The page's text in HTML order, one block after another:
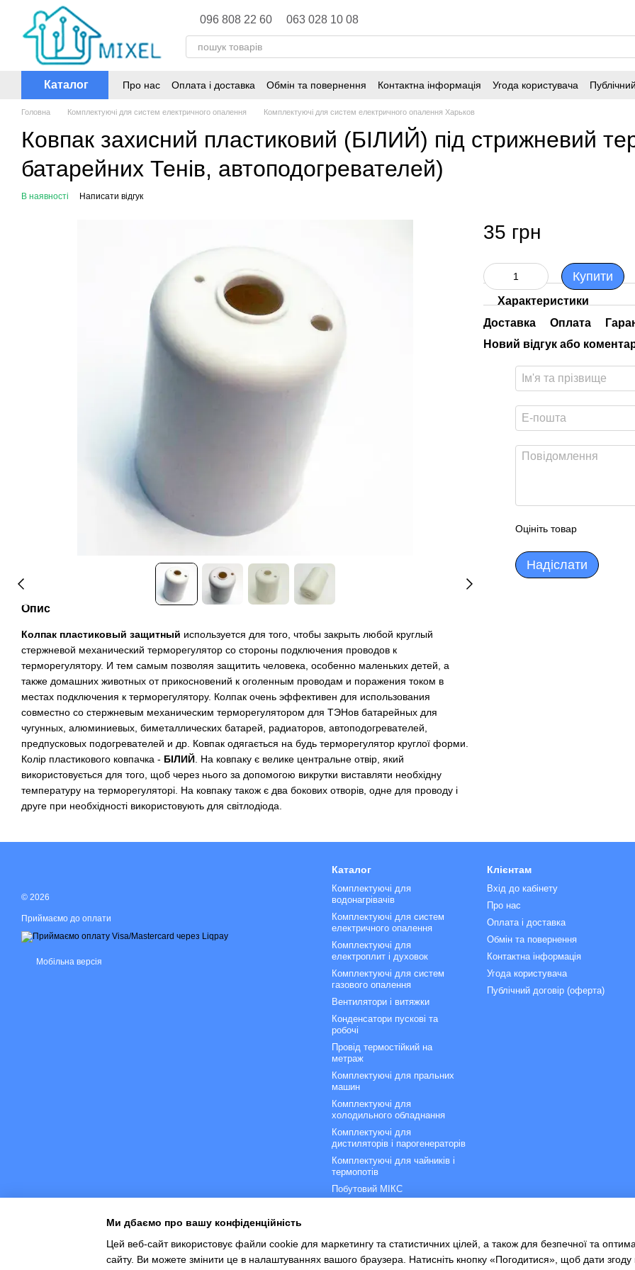
Перейти до основного контенту
096 808 22 60 063 028 10 08
Каталог Про нас Оплата і доставка Обмін та повернення Контактна інформація Угода користувача
Головна Комплектуючі для систем електричного опалення Комплектуючі для систем електричного опалення Харьков
Ковпак захисний пластиковий (БІЛИЙ) під стрижневий
батарейних Тенів, автоподогревателей)
В наявності Написати відгук
Опис
Колпак пластиковый защитный используется для того, чтобы закрыть любой круглый
стержневой механический терморегулятор со стороны подключения проводов к
терморегулятору. И тем самым позволяя защитить человека, особенно маленьких детей, а
также домашних животных от прикосновений к оголенным проводам и поражения током в
местах подключения к терморегулятору. Колпак очень эффективен для использования
совместно со стержневым механическим терморегулятором для ТЭНов батарейных для
чугунных, алюминиевых, биметаллических батарей, радиаторов, автоподогревателей,
предпусковых подогревателей и др. Ковпак одягається на будь терморегулятор круглої форми.
Колір пластикового ковпачка - БІЛИЙ . На ковпаку є велике центральне отвір, який
використовується для того, щоб через нього за допомогою викрутки виставляти необхідну
температуру на терморегуляторі. На ковпаку також є два бокових отворів, одне для проводу і
друге при необхідності використовують для світлодіода.
35 грн
Купити
Характеристики
Доставка
Оплата
Новий відгук або
Оцініть товар
Надіслати
© 2026
Приймаємо до оплати
Мобільна версія
Каталог
Комплектуючі для
водонагрівачів
Комплектуючі для систем
електричного опалення
Комплектуючі для
електроплит і духовок
Комплектуючі для систем
газового опалення
Вентилятори і витяжки
Конденсатори пускові та
робочі
Провід термостійкий на
метраж
Комплектуючі для пральних
машин
Комплектуючі для
холодильного обладнання
Комплектуючі для
дистиляторів і парогенераторів
Комплектуючі для чайників і
термопотів
Побутовий МІКС
регулятори температури
Клієнтам
Вхід до кабінету
Про нас
Оплата і доставка
Обмін та повернення
Контактна інформація
Угода користувача
Публічний договір (оферта)
Ми дбаємо про вашу конфіденційність
Цей веб-сайт використовує файли cookie для маркетингу та статистичних цілей, а також для безпечної та
сайту. Ви можете змінити це в налаштуваннях вашого браузера. Натисніть кнопку «Погодитися», щоб дати згоду